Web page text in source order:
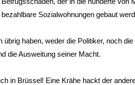
Sozialwohnungen gebaut
haben, weder die Politiker, noch
die Ausweitung seiner Macht.
in Brüssel! Eine Krähe hackt der